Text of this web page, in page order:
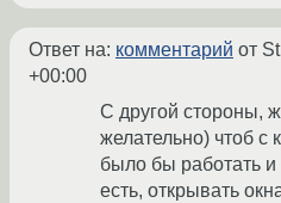
Ответ на: комментарий от
+00:00
С другой стороны,
желательно) чтоб
было бы работать
есть, открывать